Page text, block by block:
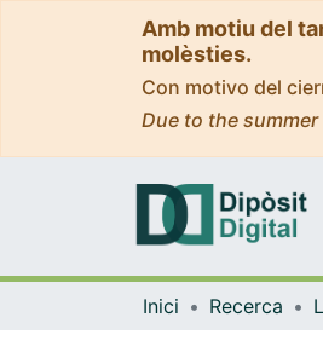
Amb motiu del
molèsties.
Con motivo del
Due to the
Inici Recerca